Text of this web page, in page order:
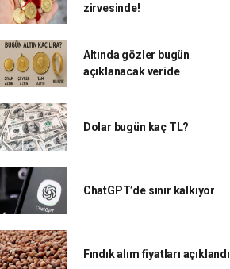
zirvesinde!
Altında gözler bugün
açıklanacak veride
Dolar bugün kaç TL?
ChatGPT’de sınır kalkıyor
Fındık alım fiyatları açıklandı